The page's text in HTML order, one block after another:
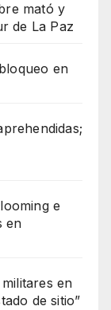
mató y
de La Paz
en
e
en
en
de sitio”